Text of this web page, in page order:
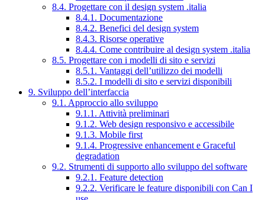
8.4. Progettare con il design system .italia
8.4.1. Documentazione
8.4.2. Benefici del design system
8.4.3. Risorse operative
8.4.4. Come contribuire al design system .italia
8.5. Progettare con i modelli di sito e servizi
8.5.1. Vantaggi dell’utilizzo dei modelli
8.5.2. I modelli di sito e servizi disponibili
9. Sviluppo dell’interfaccia
9.1. Approccio allo sviluppo
9.1.1. Attività preliminari
9.1.2. Web design responsivo e accessibile
9.1.3. Mobile first
9.1.4. Progressive enhancement e Graceful
degradation
9.2. Strumenti di supporto allo sviluppo del software
9.2.1. Feature detection
9.2.2. Verificare le feature disponibili con Can I